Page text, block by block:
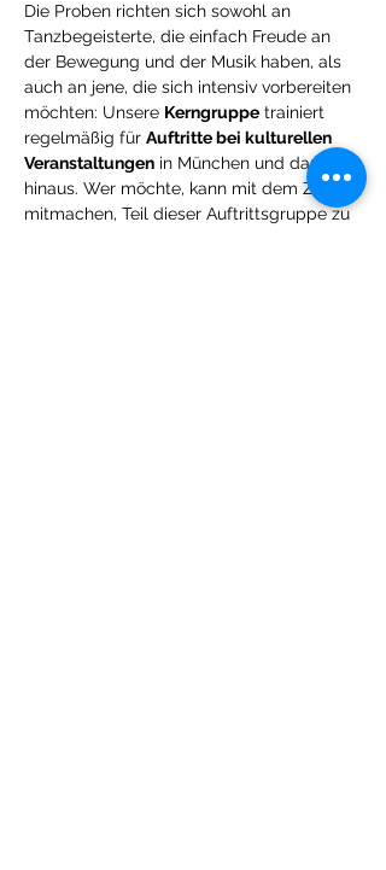
Die Proben richten sich sowohl an
Tanzbegeisterte, die einfach Freude an
der Bewegung und der Musik haben, als
auch an jene, die sich intensiv vorbereiten
möchten: Unsere Kerngruppe trainiert
regelmäßig für Auftritte bei kulturellen
Veranstaltungen in München und darüber
hinaus. Wer möchte, kann mit dem Ziel
mitmachen, Teil dieser Auftrittsgruppe zu